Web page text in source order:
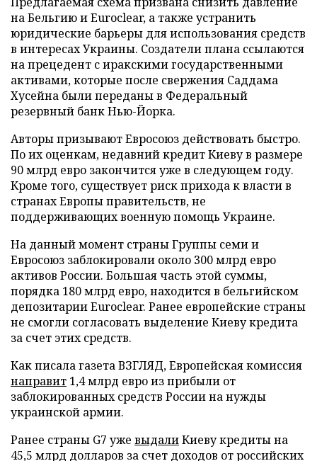
на Бельгию и Euroclear, а также устранить
юридические барьеры для использования средств
в интересах Украины. Создатели плана ссылаются
на прецедент с иракскими государственными
активами, которые после свержения Саддама
Хусейна были переданы в Федеральный
резервный банк Нью-Йорка.
Авторы призывают Евросоюз действовать быстро.
По их оценкам, недавний кредит Киеву в размере
90 млрд евро закончится уже в следующем году.
Кроме того, существует риск прихода к власти в
странах Европы правительств, не
поддерживающих военную помощь Украине.
На данный момент страны Группы семи и
Евросоюз заблокировали около 300 млрд евро
активов России. Большая часть этой суммы,
порядка 180 млрд евро, находится в бельгийском
депозитарии Euroclear. Ранее европейские страны
не смогли согласовать выделение Киеву кредита
за счет этих средств.
Как писала газета ВЗГЛЯД, Европейская комиссия
направит 1,4 млрд евро из прибыли от
заблокированных средств России на нужды
украинской армии.
Ранее страны G7 уже выдалиКиеву кредиты на
45,5 млрд долларов за счет доходов от российских